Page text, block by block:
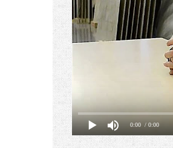
0:00 / 0:00